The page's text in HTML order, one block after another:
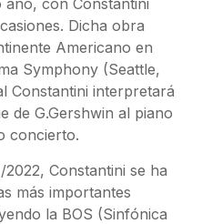
año, con Constantini
Dicha obra
Americano en
Symphony (Seattle,
Constantini interpretará
de G.Gershwin al piano
concierto.
Constantini se ha
más importantes
la BOS (Sinfónica